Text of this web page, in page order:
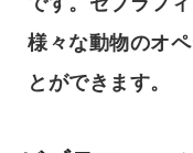
様々な動物のオ
とができます。